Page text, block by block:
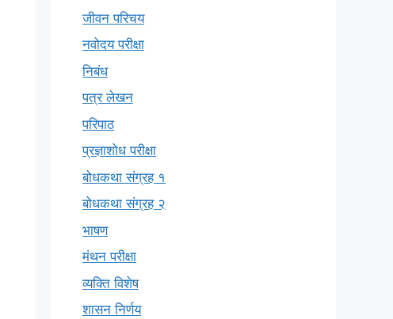
जीवन परिचय
नवोदय परीक्षा
निबंध
पत्र लेखन
परिपाठ
प्रज्ञाशोध परीक्षा
बोधकथा संग्रह १
बोधकथा संग्रह २
भाषण
मंथन परीक्षा
व्यक्ति विशेष
शासन निर्णय